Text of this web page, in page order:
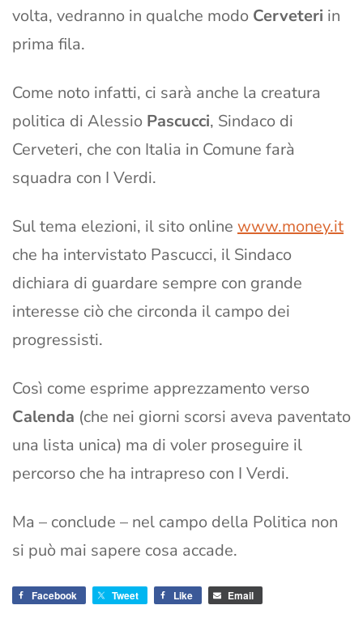
volta, vedranno in qualche modo Cerveteri in
prima fila.
Come noto infatti, ci sarà anche la creatura
politica di Alessio Pascucci, Sindaco di
Cerveteri, che con Italia in Comune farà
squadra con I Verdi.
Sul tema elezioni, il sito online www.money.it
che ha intervistato Pascucci, il Sindaco
dichiara di guardare sempre con grande
interesse ciò che circonda il campo dei
progressisti.
Così come esprime apprezzamento verso
Calenda (che nei giorni scorsi aveva paventato
una lista unica) ma di voler proseguire il
percorso che ha intrapreso con I Verdi.
Ma – conclude – nel campo della Politica non
si può mai sapere cosa accade.
Facebook Tweet Like Email